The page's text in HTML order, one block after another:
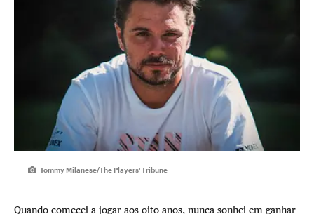
Tommy Milanese/The Players' Tribune
Quando comecei a jogar aos oito anos, nunca sonhei em ganhar